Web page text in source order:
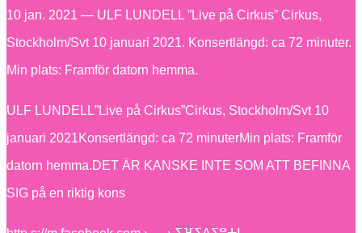
10 jan. 2021 — ULF LUNDELL ”Live på Cirkus” Cirkus,
Stockholm/Svt 10 januari 2021. Konsertlängd: ca 72 minuter.
Min plats: Framför datorn hemma.
ULF LUNDELL”Live på Cirkus”Cirkus, Stockholm/Svt 10
januari 2021Konsertlängd: ca 72 minuterMin plats: Framför
datorn hemma.DET ÄR KANSKE INTE SOM ATT BEFINNA
SIG på en riktig kons